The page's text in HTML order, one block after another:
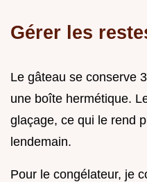
Gérer les
Le gâteau se conserve
une boîte hermétique.
glaçage, ce qui le rend
lendemain.
Pour le congélateur, je